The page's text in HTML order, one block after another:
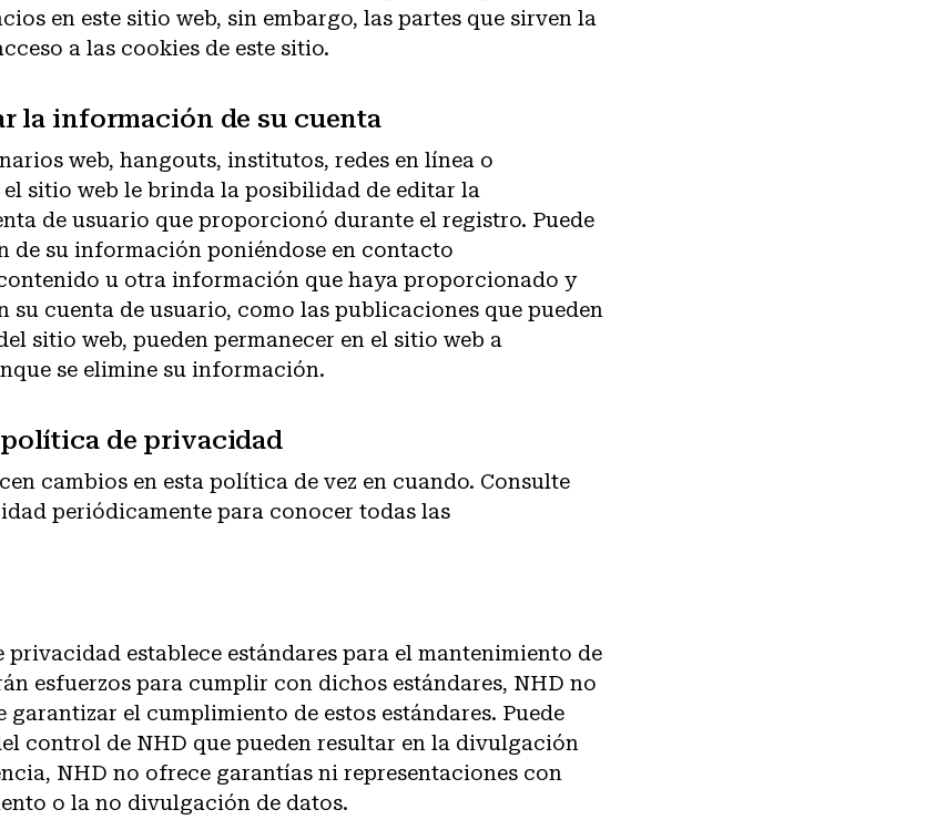
en este sitio web, sin embargo, las partes que sirven la
a las cookies de este sitio.
la información de su cuenta
web, hangouts, institutos, redes en línea o
sitio web le brinda la posibilidad de editar la
de usuario que proporcionó durante el registro. Puede
de su información poniéndose en contacto
u otra información que haya proporcionado y
su cuenta de usuario, como las publicaciones que pueden
sitio web, pueden permanecer en el sitio web a
se elimine su información.
política de privacidad
cambios en esta política de vez en cuando. Consulte
periódicamente para conocer todas las
privacidad establece estándares para el mantenimiento de
esfuerzos para cumplir con dichos estándares, NHD no
garantizar el cumplimiento de estos estándares. Puede
control de NHD que pueden resultar en la divulgación
NHD no ofrece garantías ni representaciones con
o la no divulgación de datos.